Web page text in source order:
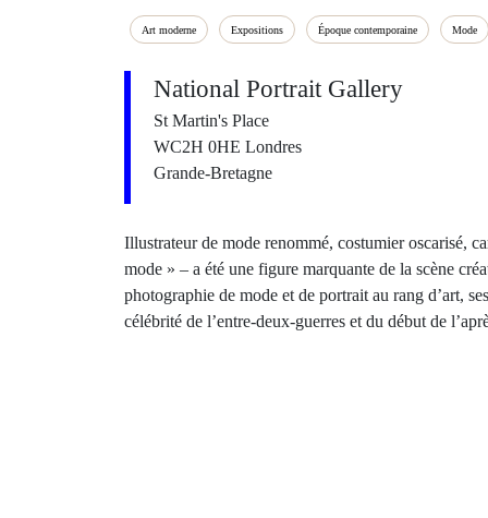
Art moderne Expositions Époque contemporaine Mode
National Portrait Gallery
St Martin's Place
WC2H 0HE Londres
Grande-Bretagne
Illustrateur de mode renommé, costumier oscarisé,
mode » – a été une figure marquante de la scène
photographie de mode et de portrait au rang d’art,
célébrité de l’entre-deux-guerres et du début de